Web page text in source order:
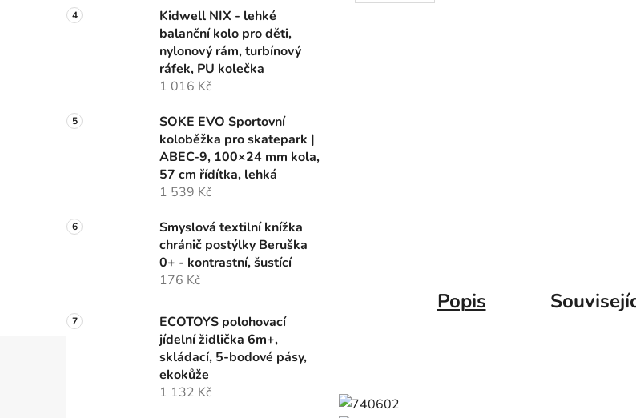
Kidwell NIX - lehké
balanční kolo pro děti,
nylonový rám, turbínový
ráfek, PU kolečka
1 016 Kč
SOKE EVO Sportovní
koloběžka pro skatepark |
ABEC-9, 100×24 mm kola,
57 cm řídítka, lehká
1 539 Kč
Smyslová textilní knížka
chránič postýlky Beruška
0+ - kontrastní, šustící
176 Kč
ECOTOYS polohovací
jídelní židlička 6m+,
skládací, 5-bodové pásy,
ekokůže
1 132 Kč
Popis